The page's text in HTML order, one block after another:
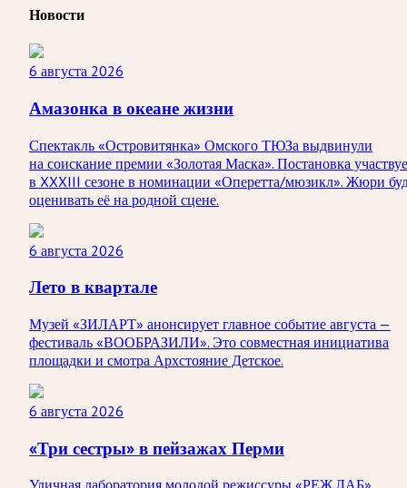
Новости
6 августа 2026
Амазонка в океане жизни
Спектакль «Островитянка» Омского ТЮЗа выдвинули
на соискание премии «Золотая Маска». Постановка
в XXXIII сезоне в номинации «Оперетта/мюзикл». Жюри
оценивать её на родной сцене.
6 августа 2026
Лето в квартале
Музей «ЗИЛАРТ» анонсирует главное событие августа —
фестиваль «ВООБРАЗИЛИ». Это совместная инициатива
площадки и смотра Архстояние Детское.
6 августа 2026
«Три сестры» в пейзажах Перми